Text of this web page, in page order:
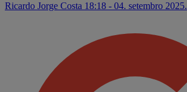
Ricardo Jorge Costa 18:18 - 04. setembro 2025.